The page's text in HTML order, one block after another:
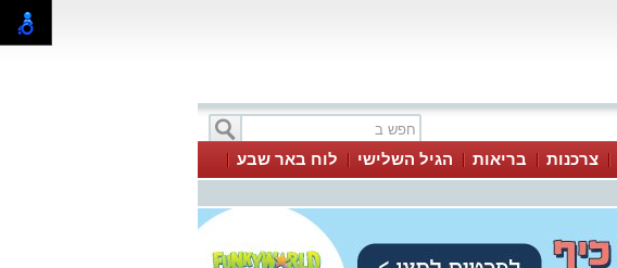
צרכנות בריאות הגיל השלישי
לוח באר שבע